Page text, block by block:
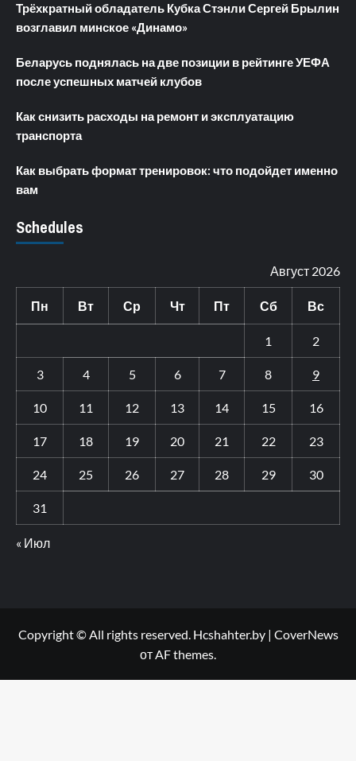
Трёхкратный обладатель Кубка Стэнли Сергей Брылин
возглавил минское «Динамо»
Беларусь поднялась на две позиции в рейтинге УЕФА
после успешных матчей клубов
Как снизить расходы на ремонт и эксплуатацию
транспорта
Как выбрать формат тренировок: что подойдет именно
вам
Schedules
Август 2026
Пн Вт Ср Чт Пт Сб Вс
1 2
3 4 5 6 7 8 9
10 11 12 13 14 15 16
17 18 19 20 21 22 23
24 25 26 27 28 29 30
31
« Июл
Copyright © All rights reserved. Hcshahter.by | CoverNews
от AF themes.